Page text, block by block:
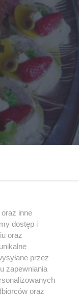
inne
dostęp i
oraz
przez
zapewniania
oraz